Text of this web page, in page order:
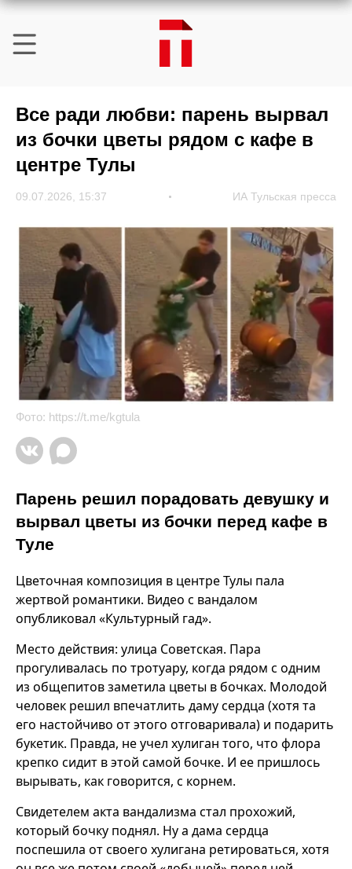
Все ради любви: парень вырвал
из бочки цветы рядом с кафе в
центре Тулы
09.07.2026, 15:37 ИА Тульская пресса
Фото: https://t.me/kgtula
Парень решил порадовать девушку и
вырвал цветы из бочки перед кафе в
Туле
Цветочная композиция в центре Тулы пала
жертвой романтики. Видео с вандалом
опубликовал «Культурный гад».
Место действия: улица Советская. Пара
прогуливалась по тротуару, когда рядом с одним
из общепитов заметила цветы в бочках. Молодой
человек решил впечатлить даму сердца (хотя та
его настойчиво от этого отговаривала) и подарить
букетик. Правда, не учел хулиган того, что флора
крепко сидит в этой самой бочке. И ее пришлось
вырывать, как говорится, с корнем.
Свидетелем акта вандализма стал прохожий,
который бочку поднял. Ну а дама сердца
поспешила от своего хулигана ретироваться, хотя